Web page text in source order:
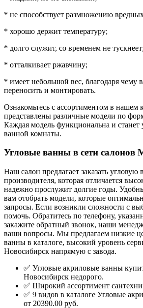
* не способствует размножению
* хорошо держит температуру;
* долго служит, со временем не тускнеет;
* отталкивает ржавчину;
* имеет небольшой вес, благодаря чему
переносить и монтировать.
Ознакомьтесь с ассортиментом в нашем
представлены различные модели по
Каждая модель функциональна и
ванной комнаты.
Угловые ванны в сети салонов
Наш салон предлагает заказать угловую
производителя, которая отличается
надежно прослужит долгие годы.
вам отобрать модели, которые
запросы. Если возникли сложности с
помочь. Обратитесь по телефону,
закажите обратный звонок, наши
ваши вопросы. Мы предлагаем низкие
ванны в каталоге, высокий уровень
Новосибирск напрямую с завода.
✅ Угловые акриловые ванны
Новосибирск недорого.
✅ Широкий ассортимент
✅ 9 видов в каталоге Угловые
от 20390.00 руб.